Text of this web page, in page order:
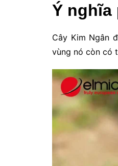
Ý nghĩa
Cây Kim Ngân
vùng nó còn có